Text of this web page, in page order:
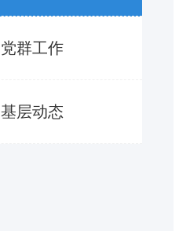
党群工作
基层动态